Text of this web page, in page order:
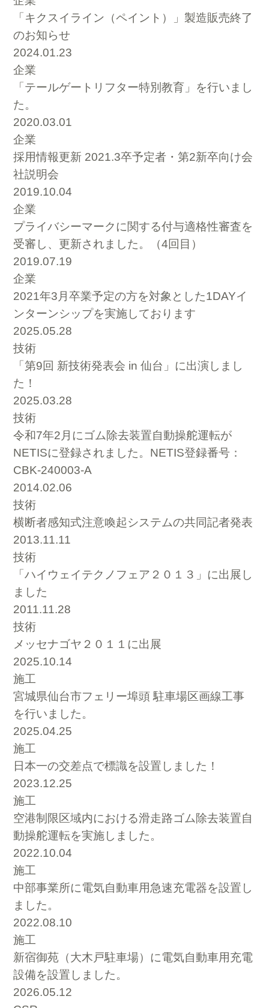
「キクスイライン（ペイント）」製造販売終了
のお知らせ
2024.01.23
企業
「テールゲートリフター特別教育」を行いまし
た。
2020.03.01
企業
採用情報更新 2021.3卒予定者・第2新卒向け会
社説明会
2019.10.04
企業
プライバシーマークに関する付与適格性審査を
受審し、更新されました。（4回目）
2019.07.19
企業
2021年3月卒業予定の方を対象とした1DAYイ
ンターンシップを実施しております
2025.05.28
技術
「第9回 新技術発表会 in 仙台」に出演しまし
た！
2025.03.28
技術
令和7年2月にゴム除去装置自動操舵運転が
NETISに登録されました。NETIS登録番号：
CBK-240003-A
2014.02.06
技術
横断者感知式注意喚起システムの共同記者発表
2013.11.11
技術
「ハイウェイテクノフェア２０１３」に出展し
ました
2011.11.28
技術
メッセナゴヤ２０１１に出展
2025.10.14
施工
宮城県仙台市フェリー埠頭 駐車場区画線工事
を行いました。
2025.04.25
施工
日本一の交差点で標識を設置しました！
2023.12.25
施工
空港制限区域内における滑走路ゴム除去装置自
動操舵運転を実施しました。
2022.10.04
施工
中部事業所に電気自動車用急速充電器を設置し
ました。
2022.08.10
施工
新宿御苑（大木戸駐車場）に電気自動車用充電
設備を設置しました。
2026.05.12